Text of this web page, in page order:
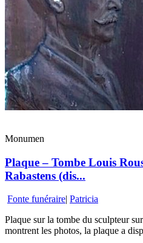
Monumen
Plaque – Tombe Louis
Rabastens (dis...
Fonte funéraire| Patricia
Plaque sur la tombe du sculpteur
montrent les photos, la plaque a